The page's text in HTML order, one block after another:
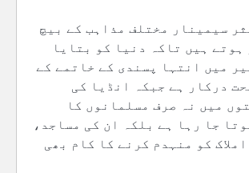
سیمینار مختلف مذاہب کے بیچ
ہوتے ہیں تاکہ دنیا کو بتایا
میں انتہا پسندی کے خاتمے کے
درکار ہے جبکہ انڈیا کی
میں نہ صرف مسلمانوں کا
جا رہا ہے بلکہ ان کی مساجد،
کو منہدم کرنے کا کام بھی